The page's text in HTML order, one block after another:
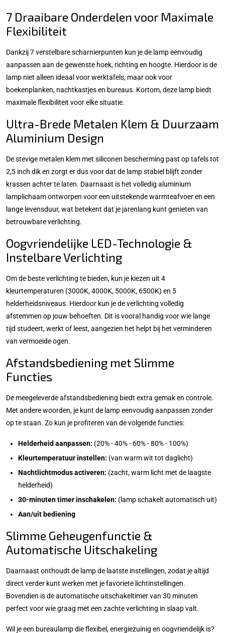
7 Draaibare Onderdelen voor Maximale
Flexibiliteit
Dankzij 7 verstelbare scharnierpunten kun je de lamp eenvoudig
aanpassen aan de gewenste hoek, richting en hoogte. Hierdoor is de
lamp niet alleen ideaal voor werktafels, maar ook voor
boekenplanken, nachtkastjes en bureaus. Kortom, deze lamp biedt
maximale flexibiliteit voor elke situatie.
Ultra-Brede Metalen Klem & Duurzaam
Aluminium Design
De stevige metalen klem met siliconen bescherming past op tafels tot
2,5 inch dik en zorgt er dus voor dat de lamp stabiel blijft zonder
krassen achter te laten. Daarnaast is het volledig aluminium
lamplichaam ontworpen voor een uitstekende warmteafvoer en een
lange levensduur, wat betekent dat je jarenlang kunt genieten van
betrouwbare verlichting.
Oogvriendelijke LED-Technologie &
Instelbare Verlichting
Om de beste verlichting te bieden, kun je kiezen uit 4
kleurtemperaturen (3000K, 4000K, 5000K, 6500K) en 5
helderheidsniveaus. Hierdoor kun je de verlichting volledig
afstemmen op jouw behoeften. Dit is vooral handig voor wie lange
tijd studeert, werkt of leest, aangezien het helpt bij het verminderen
van vermoeide ogen.
Afstandsbediening met Slimme
Functies
De meegeleverde afstandsbediening biedt extra gemak en controle.
Met andere woorden, je kunt de lamp eenvoudig aanpassen zonder
op te staan. Zo kun je profiteren van de volgende functies:
Helderheid aanpassen: (20% - 40% - 60% - 80% - 100%)
Kleurtemperatuur instellen: (van warm wit tot daglicht)
Nachtlichtmodus activeren: (zacht, warm licht met de laagste
helderheid)
30-minuten timer inschakelen: (lamp schakelt automatisch uit)
Aan/uit bediening
Slimme Geheugenfunctie &
Automatische Uitschakeling
Daarnaast onthoudt de lamp de laatste instellingen, zodat je altijd
direct verder kunt werken met je favoriete lichtinstellingen.
Bovendien is de automatische uitschakeltimer van 30 minuten
perfect voor wie graag met een zachte verlichting in slaap valt.
Wil je een bureaulamp die flexibel, energiezuinig en oogvriendelijk is?